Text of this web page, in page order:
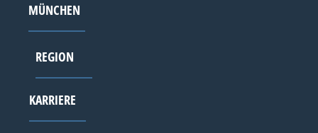
MÜNCHEN
REGION
KARRIERE